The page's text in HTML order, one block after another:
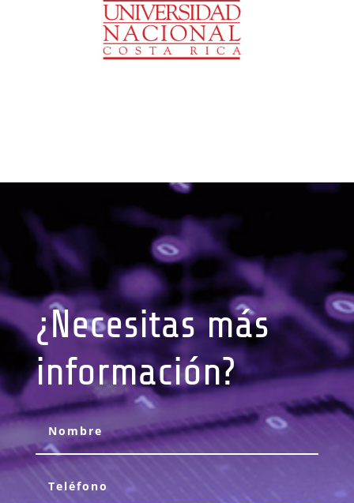
¿Necesitas más
información?